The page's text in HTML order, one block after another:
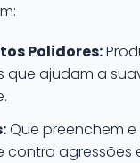
Polidores:
que ajudam a
Que preenchem
contra agressões